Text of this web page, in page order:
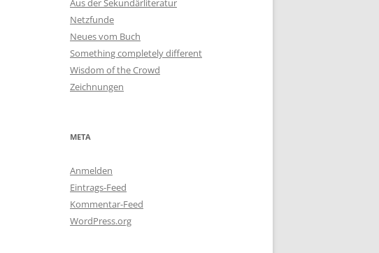
Aus der Sekundärliteratur
Netzfunde
Neues vom Buch
Something completely different
Wisdom of the Crowd
Zeichnungen
META
Anmelden
Eintrags-Feed
Kommentar-Feed
WordPress.org